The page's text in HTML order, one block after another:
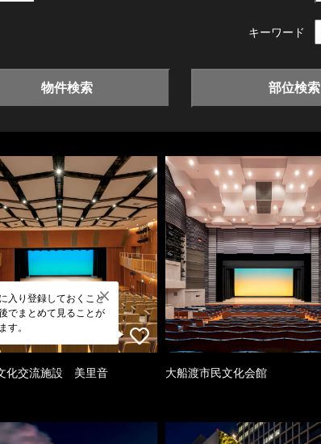
キーワード
物件検索 部位検索
入り登録しておくこと
でまとめて見ることが
す。
化交流施設 美里音 大船渡市民文化会館